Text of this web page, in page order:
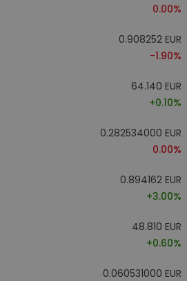
0.00%
0.908252 EUR
-1.90%
64.140 EUR
+0.10%
0.282534000 EUR
0.00%
0.894162 EUR
+3.00%
48.810 EUR
+0.60%
0.060531000 EUR